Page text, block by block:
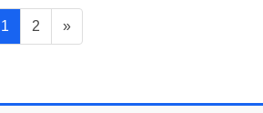
ペ
ー
1
ペ
ー
2 »